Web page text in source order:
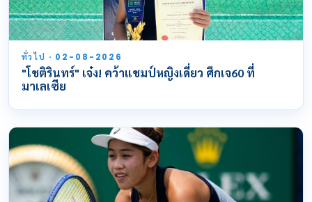
ทั่วไป · 02-08-2026
"โชติรินทร์" เจ๋ง! คว้าแชมป์หญิงเดี่ยว ศึกเจ60 ที่
มาเลเซีย